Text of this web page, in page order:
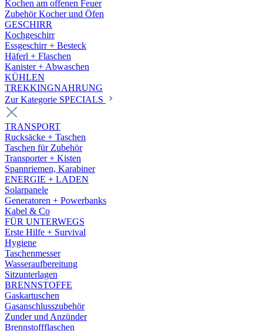
Kochen am offenen Feuer
Zubehör Kocher und Öfen
GESCHIRR
Kochgeschirr
Essgeschirr + Besteck
Häferl + Flaschen
Kanister + Abwaschen
KÜHLEN
TREKKINGNAHRUNG
Zur Kategorie SPECIALS
TRANSPORT
Rucksäcke + Taschen
Taschen für Zubehör
Transporter + Kisten
Spannriemen, Karabiner
ENERGIE + LADEN
Solarpanele
Generatoren + Powerbanks
Kabel & Co
FÜR UNTERWEGS
Erste Hilfe + Survival
Hygiene
Taschenmesser
Wasseraufbereitung
Sitzunterlagen
BRENNSTOFFE
Gaskartuschen
Gasanschlusszubehör
Zunder und Anzünder
Brennstoffflaschen